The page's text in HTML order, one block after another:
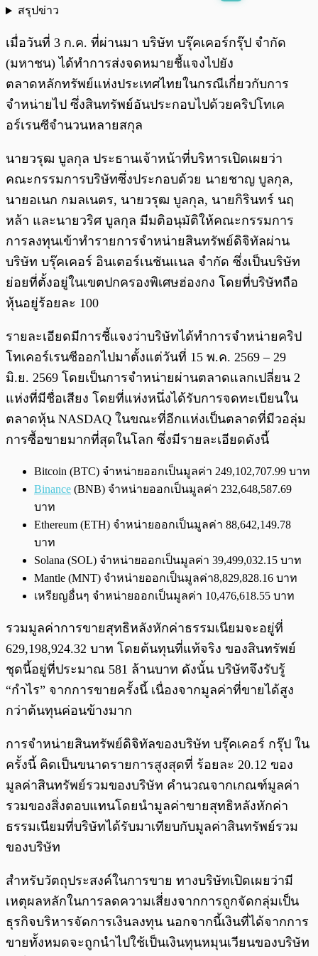
สรุปข่าว
เมื่อวันที่ 3 ก.ค. ที่ผ่านมา บริษัท บรุ๊คเคอร์กรุ๊ป จำกัด
(มหาชน) ได้ทำการส่งจดหมายชี้แจงไปยัง
ตลาดหลักทรัพย์แห่งประเทศไทยในกรณีเกี่ยวกับการ
จำหน่ายไป ซึ่งสินทรัพย์อันประกอบไปด้วยคริปโทเค
อร์เรนซีจำนวนหลายสกุล
นายวรุฒ บูลกุล ประธานเจ้าหน้าที่บริหารเปิดเผยว่า
คณะกรรมการบริษัทซึ่งประกอบด้วย นายชาญ บูลกุล,
นายอเนก กมลเนตร, นายวรุฒ บูลกุล, นายกิรินทร์ นฤ
หล้า และนายวริศ บูลกุล มีมติอนุมัติให้คณะกรรมการ
การลงทุนเข้าทำรายการจำหน่ายสินทรัพย์ดิจิทัลผ่าน
บริษัท บรุ๊คเคอร์ อินเตอร์เนชันแนล จำกัด ซึ่งเป็นบริษัท
ย่อยที่ตั้งอยู่ในเขตปกครองพิเศษฮ่องกง โดยที่บริษัทถือ
หุ้นอยู่ร้อยละ 100
รายละเอียดมีการชี้แจงว่าบริษัทได้ทำการจำหน่ายคริป
โทเคอร์เรนซีออกไปมาตั้งแต่วันที่ 15 พ.ค. 2569 – 29
มิ.ย. 2569 โดยเป็นการจำหน่ายผ่านตลาดแลกเปลี่ยน 2
แห่งที่มีชื่อเสียง โดยที่แห่งหนึ่งได้รับการจดทะเบียนใน
ตลาดหุ้น NASDAQ ในขณะที่อีกแห่งเป็นตลาดที่มีวอลุ่ม
การซื้อขายมากที่สุดในโลก ซึ่งมีรายละเอียดดังนี้
Bitcoin (BTC) จำหน่ายออกเป็นมูลค่า 249,102,707.99 บาท
Binance (BNB) จำหน่ายออกเป็นมูลค่า 232,648,587.69
บาท
Ethereum (ETH) จำหน่ายออกเป็นมูลค่า 88,642,149.78
บาท
Solana (SOL) จำหน่ายออกเป็นมูลค่า 39,499,032.15 บาท
Mantle (MNT) จำหน่ายออกเป็นมูลค่า8,829,828.16 บาท
เหรียญอื่นๆ จำหน่ายออกเป็นมูลค่า 10,476,618.55 บาท
รวมมูลค่าการขายสุทธิหลังหักค่าธรรมเนียมจะอยู่ที่
629,198,924.32 บาท โดยต้นทุนที่แท้จริง ของสินทรัพย์
ชุดนี้อยู่ที่ประมาณ 581 ล้านบาท ดังนั้น บริษัทจึงรับรู้
“กำไร” จากการขายครั้งนี้ เนื่องจากมูลค่าที่ขายได้สูง
กว่าต้นทุนค่อนข้างมาก
การจำหน่ายสินทรัพย์ดิจิทัลของบริษัท บรุ๊คเคอร์ กรุ๊ป ใน
ครั้งนี้ คิดเป็นขนาดรายการสูงสุดที่ ร้อยละ 20.12 ของ
มูลค่าสินทรัพย์รวมของบริษัท คำนวณจากเกณฑ์มูลค่า
รวมของสิ่งตอบแทนโดยนำมูลค่าขายสุทธิหลังหักค่า
ธรรมเนียมที่บริษัทได้รับมาเทียบกับมูลค่าสินทรัพย์รวม
ของบริษัท
สำหรับวัตถุประสงค์ในการขาย ทางบริษัทเปิดเผยว่ามี
เหตุผลหลักในการลดความเสี่ยงจากการถูกจัดกลุ่มเป็น
ธุรกิจบริหารจัดการเงินลงทุน นอกจากนี้เงินที่ได้จากการ
ขายทั้งหมดจะถูกนำไปใช้เป็นเงินทุนหมุนเวียนของบริษัท